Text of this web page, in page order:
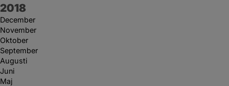
År:
2018
December
November
Oktober
September
Augusti
Juni
Maj